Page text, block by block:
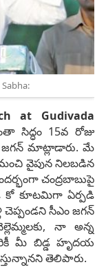
at Gudivada
సిద్ధం 15వ రోజు
జగన్ మాట్లాడారు. మే
వైపున నిలబడిన
చంద్రబాబుపై
కో కూటమిగా ఏర్పడి
చెప్పండని సీఎం జగన్
నా అన్న
మీ బిడ్డ హృదయ
తెలిపారు.